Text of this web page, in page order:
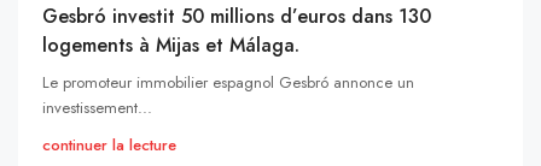
Gesbró investit 50 millions d’euros dans 130
logements à Mijas et Málaga.
Le promoteur immobilier espagnol Gesbró annonce un
investissement...
continuer la lecture